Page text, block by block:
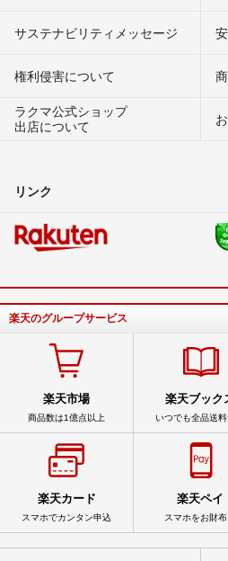
サステナビリティメッセージ
権利侵害について
ラクマ公式ショップ
出店について
リンク
楽天のグループサービス
楽天市場
商品数は1億点以上
楽天ブック
いつでも全品送
楽天カード
スマホでカンタン申込
楽天ペイ
スマホをお財布